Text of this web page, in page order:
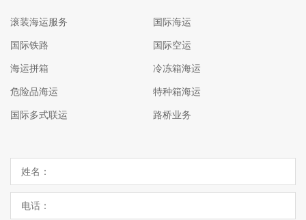
滚装海运服务 国际海运
国际铁路 国际空运
海运拼箱 冷冻箱海运
危险品海运 特种箱海运
国际多式联运 路桥业务